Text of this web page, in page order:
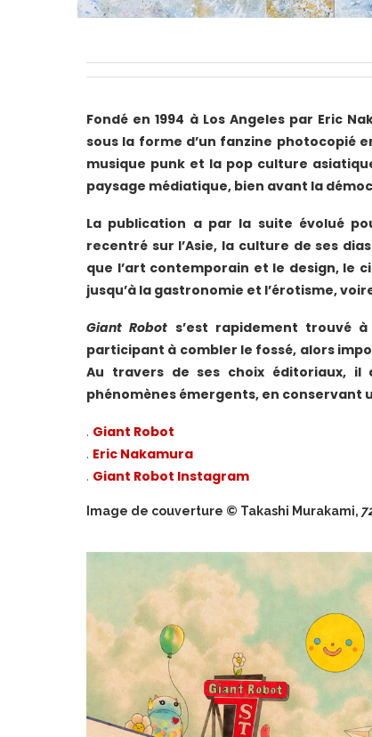
Fondé en 1994 à Los Angeles par Eric
sous la forme d’un fanzine photocopié
musique punk et la pop culture
paysage médiatique, bien avant la
La publication a par la suite évolué
recentré sur l’Asie, la culture de ses
que l’art contemporain et le design, le
jusqu’à la gastronomie et l’érotisme,
Giant Robot s’est rapidement trouvé
participant à combler le fossé, alors
Au travers de ses choix éditoriaux, il
phénomènes émergents, en conservant
. Giant Robot
. Eric Nakamura
. Giant Robot Instagram
Image de couverture © Takashi Murakami,